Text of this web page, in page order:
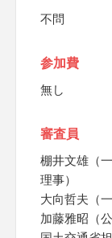
不問
参加費
無し
審査員
棚井文雄（
理事）
大向哲夫（
加藤雅昭（